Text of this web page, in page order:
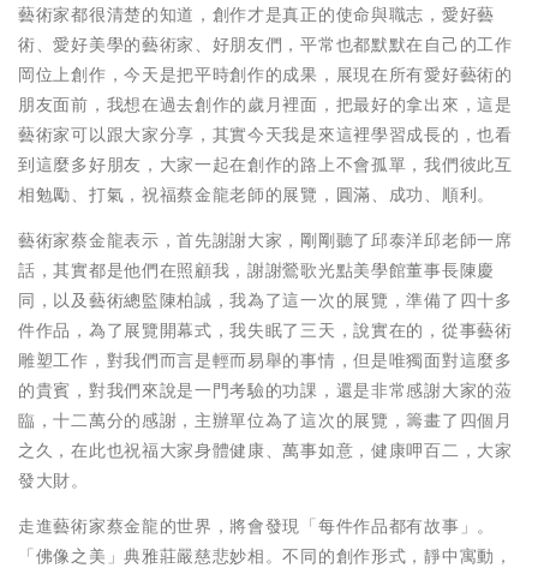
藝術家都很清楚的知道，創作才是真正的使命與職志，愛好藝
術、愛好美學的藝術家、好朋友們，平常也都默默在自己的工作
岡位上創作，今天是把平時創作的成果，展現在所有愛好藝術的
朋友面前，我想在過去創作的歲月裡面，把最好的拿出來，這是
藝術家可以跟大家分享，其實今天我是來這裡學習成長的，也看
到這麼多好朋友，大家一起在創作的路上不會孤單，我們彼此互
相勉勵、打氣，祝福蔡金龍老師的展覽，圓滿、成功、順利。
藝術家蔡金龍表示，首先謝謝大家，剛剛聽了邱泰洋邱老師一席
話，其實都是他們在照顧我，謝謝鶯歌光點美學館董事長陳慶
同，以及藝術總監陳柏誠，我為了這一次的展覽，準備了四十多
件作品，為了展覽開幕式，我失眠了三天，說實在的，從事藝術
雕塑工作，對我們而言是輕而易舉的事情，但是唯獨面對這麼多
的貴賓，對我們來說是一門考驗的功課，還是非常感謝大家的蒞
臨，十二萬分的感謝，主辦單位為了這次的展覽，籌畫了四個月
之久，在此也祝福大家身體健康、萬事如意，健康呷百二，大家
發大財。
走進藝術家蔡金龍的世界，將會發現「每件作品都有故事」。
「佛像之美」典雅莊嚴慈悲妙相。不同的創作形式，靜中寓動，